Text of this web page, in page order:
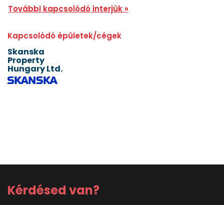
További kapcsolódó interjúk »
Kapcsolódó épületek/cégek
Skanska
Property
Hungary Ltd.
Kérdésed van?